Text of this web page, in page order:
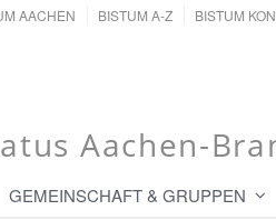
AACHEN BISTUM A-Z BISTUM
Aachen-
GEMEINSCHAFT & GRUPPEN